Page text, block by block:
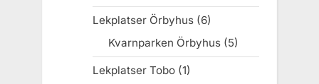
Lekplatser Örbyhus(6)
Kvarnparken Örbyhus (5)
Lekplatser Tobo(1)